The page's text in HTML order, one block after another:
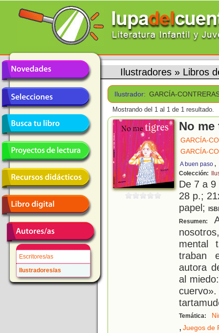
Escritores/as
Ilustradores/as
Ilustradores » Libros
Ilustrador: GARCÍA-
Mostrando del 1 al 1 de 1 resultado.
No
GARCÍA-
GARCÍA-
A buen paso ,
Colección:
De 7 a
28 p.;
papel;
Resumen:
mental
traban
autora
al
Temática:
, Juegos de